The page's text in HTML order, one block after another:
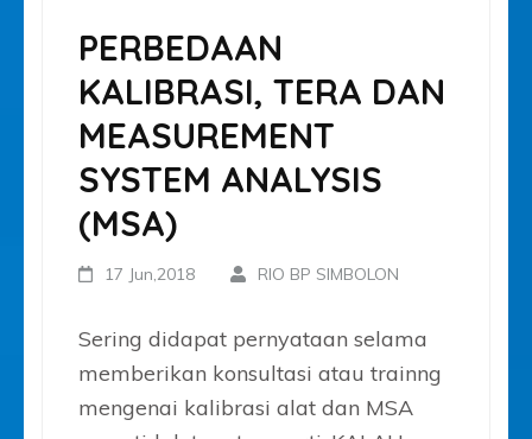
PERBEDAAN
KALIBRASI, TERA DAN
MEASUREMENT
SYSTEM ANALYSIS
(MSA)
17 Jun,2018 RIO BP SIMBOLON
Sering didapat pernyataan selama
memberikan konsultasi atau trainng
mengenai kalibrasi alat dan MSA